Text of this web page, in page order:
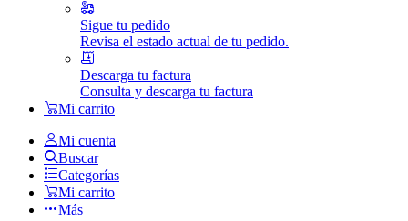
Sigue tu pedido
Revisa el estado actual de tu pedido.
Descarga tu factura
Consulta y descarga tu factura
Mi carrito
Mi cuenta
Buscar
Categorías
Mi carrito
Más